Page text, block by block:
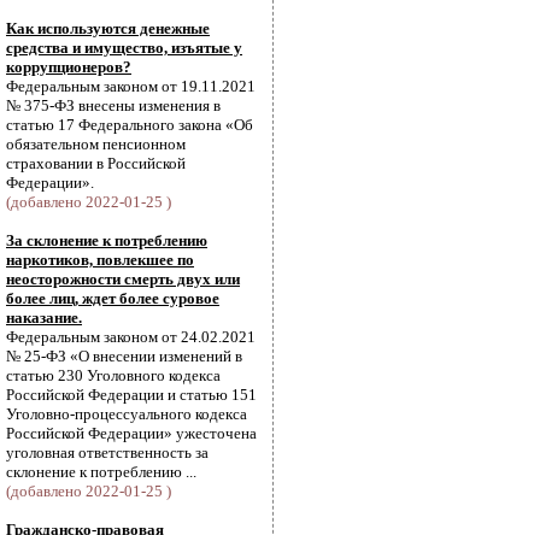
Как используются денежные
средства и имущество, изъятые у
коррупционеров?
Федеральным законом от 19.11.2021
№ 375-ФЗ внесены изменения в
статью 17 Федерального закона «Об
обязательном пенсионном
страховании в Российской
Федерации».
(добавлено 2022-01-25 )
За склонение к потреблению
наркотиков, повлекшее по
неосторожности смерть двух или
более лиц, ждет более суровое
наказание.
Федеральным законом от 24.02.2021
№ 25-ФЗ «О внесении изменений в
статью 230 Уголовного кодекса
Российской Федерации и статью 151
Уголовно-процессуального кодекса
Российской Федерации» ужесточена
уголовная ответственность за
склонение к потреблению ...
(добавлено 2022-01-25 )
Гражданско-правовая